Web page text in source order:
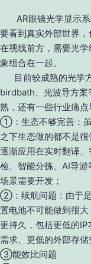
AR眼镜光学显示系
要看到真实外部世界
在视线前方，需要光
象组合在一起。
目前较成熟的光学方
birdbath、光波导方案
熟，还有一些行业痛点
①：生态不够完善：
之下生态做的都不是
逐渐应用在实时翻译
检、智能分拣、AI导
场景需要开发；
②：续航问题：由于
置电池不可能做到很
更持久，包括更低的
需求、更低的外部存储
③能效比问题